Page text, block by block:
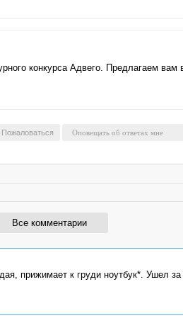
конкурса Адвего. Предлагаем вам
Пожаловаться
Все комментарии
прижимает к груди ноутбук*. Ушел за